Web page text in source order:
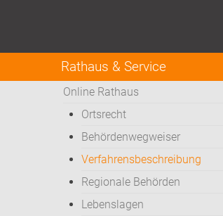
Rathaus & Service
Online Rathaus
Ortsrecht
Behördenwegweiser
Verfahrensbeschreibung
Regionale Behörden
Lebenslagen